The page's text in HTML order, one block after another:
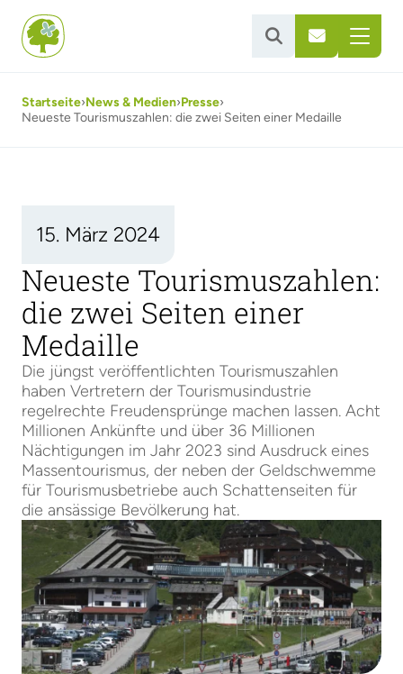
 
Startseite›News & Medien›Presse›
Neueste Tourismuszahlen: die zwei Seiten einer Medaille
15. März 2024
Neueste Tourismuszahlen:
die zwei Seiten einer
Medaille
Die jüngst veröffentlichten Tourismuszahlen
haben Vertretern der Tourismusindustrie
regelrechte Freudensprünge machen lassen. Acht
Millionen Ankünfte und über 36 Millionen
Nächtigungen im Jahr 2023 sind Ausdruck eines
Massentourismus, der neben der Geldschwemme
für Tourismusbetriebe auch Schattenseiten für
die ansässige Bevölkerung hat.